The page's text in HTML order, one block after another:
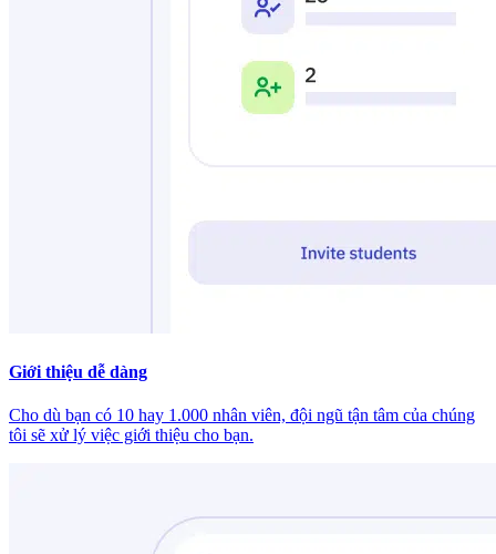
Giới thiệu dễ dàng
Cho dù bạn có 10 hay 1.000 nhân viên, đội ngũ tận tâm của chúng
tôi sẽ xử lý việc giới thiệu cho bạn.